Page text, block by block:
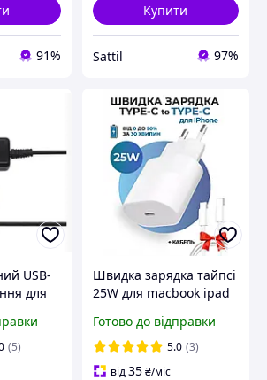
91%
Купити
Sattil 97%
USB-
для
DC
(5)
Швидка зарядка тайпсі
25W для macbook ipad
Pro Max Plus Mini
адаптер + кабель Type
C
Готово до відправки
5.0 (3)
від35₴/міс